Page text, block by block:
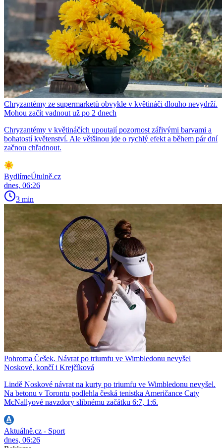
Chryzantémy ze supermarketů obvykle v květináči dlouho nevydrží.
Mohou začít vadnout už po 2 dnech
Chryzantémy v květináčích upoutají pozornost zářivými barvami a
bohatostí květenství. Ale většinou jde o rychlý efekt a během pár dní
začnou chřadnout.
BydlímeÚtulně.cz
dnes, 06:26
3 min
Pohroma Češek. Návrat po triumfu ve Wimbledonu nevyšel
Noskové, končí i Krejčíková
Lindě Noskové návrat na kurty po triumfu ve Wimbledonu nevyšel.
Na betonu v Torontu podlehla česká tenistka Američance Caty
McNallyové navzdory slibnému začátku 6:7, 1:6.
Aktuálně.cz - Sport
dnes, 06:26